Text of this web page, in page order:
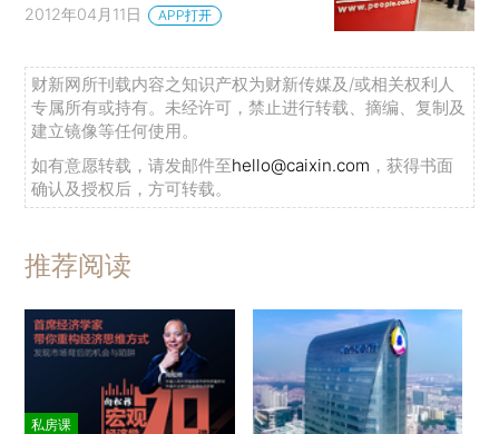
2012年04月11日 APP打开
财新网所刊载内容之知识产权为财新传媒及/或相关权利人
专属所有或持有。未经许可，禁止进行转载、摘编、复制及
建立镜像等任何使用。
如有意愿转载，请发邮件至hello@caixin.com ，获得书面
确认及授权后，方可转载。
推荐阅读
私房课